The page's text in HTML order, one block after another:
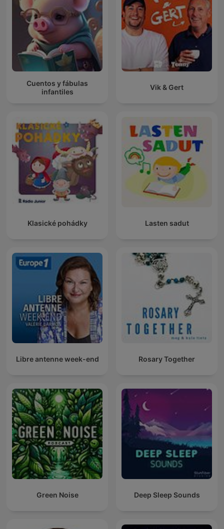
Cuentos y fábulas
infantiles
Vik & Gert
Klasické pohádky Lasten sadut
Libre antenne week-end Rosary Together
Green Noise Deep Sleep Sounds